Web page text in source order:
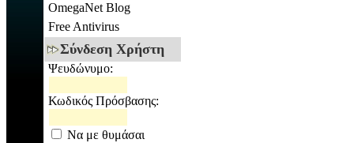
OmegaNet Blog
Free Antivirus
Σύνδεση Χρήστη
Ψευδώνυμο:
Κωδικός Πρόσβασης:
Να με θυμάσαι